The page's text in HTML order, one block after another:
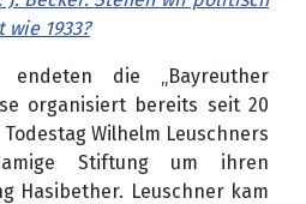
1933?
die „Bayreuther
organisiert bereits seit 20
Wilhelm Leuschners
Stiftung um ihren
Hasibether. Leuschner kam